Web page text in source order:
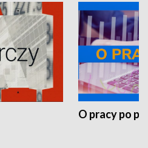
O pracy po